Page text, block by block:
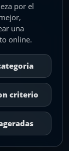
por el
una
online.
criterio